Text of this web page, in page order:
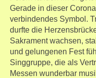
Gerade in dieser
verbindendes Symbol.
durfte die
Sakrament wachsen,
und gelungenen Fest
Singgruppe, die als
Messen wunderbar